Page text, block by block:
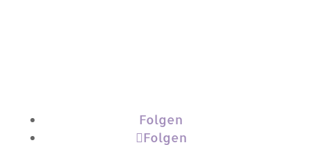
Folgen
Folgen